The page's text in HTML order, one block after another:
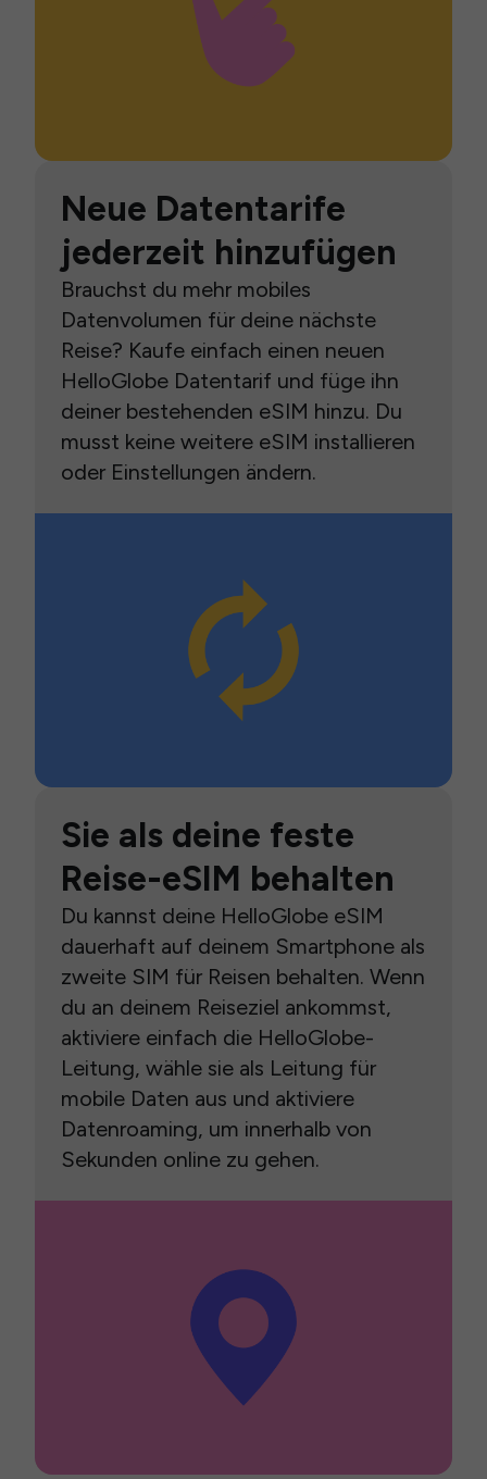
Neue Datentarife
jederzeit hinzufügen
Brauchst du mehr mobiles
Datenvolumen für deine nächste
Reise? Kaufe einfach einen neuen
HelloGlobe Datentarif und füge ihn
deiner bestehenden eSIM hinzu. Du
musst keine weitere eSIM installieren
oder Einstellungen ändern.
Sie als deine feste
Reise-eSIM behalten
Du kannst deine HelloGlobe eSIM
dauerhaft auf deinem Smartphone als
zweite SIM für Reisen behalten. Wenn
du an deinem Reiseziel ankommst,
aktiviere einfach die HelloGlobe-
Leitung, wähle sie als Leitung für
mobile Daten aus und aktiviere
Datenroaming, um innerhalb von
Sekunden online zu gehen.